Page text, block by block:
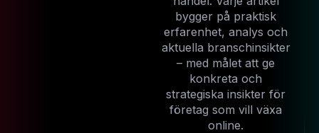
bygger på praktisk
erfarenhet, analys och
aktuella branschinsikter
– med målet att ge
konkreta och
strategiska insikter för
företag som vill växa
online.